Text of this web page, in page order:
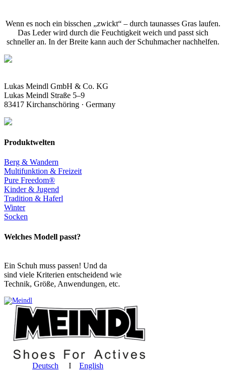
Wenn es noch ein bisschen „zwickt“ – durch taunasses Gras laufen.
Das Leder wird durch die Feuchtigkeit weich und passt sich
schneller an. In der Breite kann auch der Schuhmacher nachhelfen.
Lukas Meindl GmbH & Co. KG
Lukas Meindl Straße 5–9
83417 Kirchanschöring · Germany
Produktwelten
Berg & Wandern
Multifunktion & Freizeit
Pure Freedom®
Kinder & Jugend
Tradition & Haferl
Winter
Socken
Welches Modell passt?
Ein Schuh muss passen! Und da
sind viele Kriterien entscheidend wie
Technik, Größe, Anwendungen, etc.
Deutsch I English